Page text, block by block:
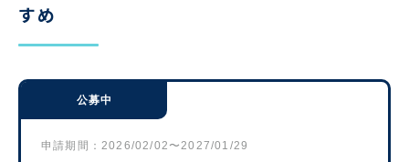
すめ
公募中
申請期間：2026/02/02〜2027/01/29